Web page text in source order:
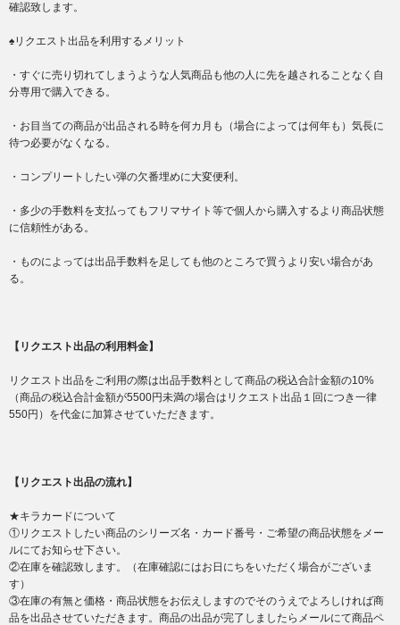
確認致します。
♠リクエスト出品を利用するメリット
・すぐに売り切れてしまうような人気商品も他の人に先を越されることなく自
分専用で購入できる。
・お目当ての商品が出品される時を何カ月も（場合によっては何年も）気長に
待つ必要がなくなる。
・コンプリートしたい弾の欠番埋めに大変便利。
・多少の手数料を支払ってもフリマサイト等で個人から購入するより商品状態
に信頼性がある。
・ものによっては出品手数料を足しても他のところで買うより安い場合があ
る。
【リクエスト出品の利用料金】
リクエスト出品をご利用の際は出品手数料として商品の税込合計金額の10%
（商品の税込合計金額が5500円未満の場合はリクエスト出品１回につき一律
550円）を代金に加算させていただきます。
【リクエスト出品の流れ】
★キラカードについて
①リクエストしたい商品のシリーズ名・カード番号・ご希望の商品状態をメー
ルにてお知らせ下さい。
②在庫を確認致します。（在庫確認にはお日にちをいただく場合がございま
す）
③在庫の有無と価格・商品状態をお伝えしますのでそのうえでよろしければ商
品を出品させていただきます。商品の出品が完了しましたらメールにて商品ペ